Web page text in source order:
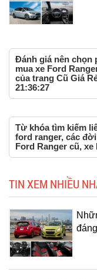
Đánh giá nên chọn
mua xe Ford
của trang Cũ Giá
21:36:27
Từ khóa tìm kiếm
ford ranger, các
Ford Ranger cũ,
TIN XEM NHIỀU